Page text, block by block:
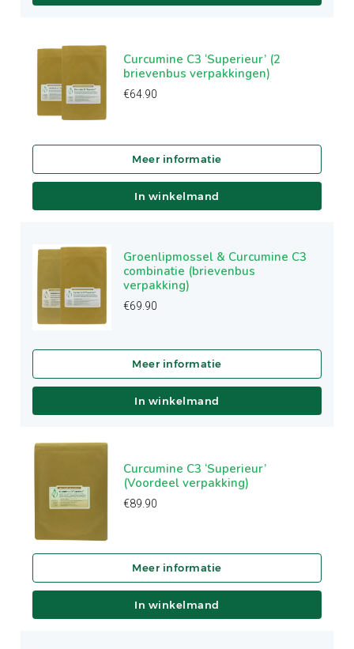
Curcumine C3 ‘Superieur’ (2
brievenbus verpakkingen)
€64.90
In winkelmand
Groenlipmossel & Curcumine C3
combinatie (brievenbus
verpakking)
€69.90
In winkelmand
Curcumine C3 ‘Superieur’
(Voordeel verpakking)
€89.90
In winkelmand